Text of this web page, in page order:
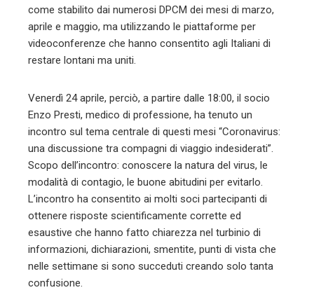
come stabilito dai numerosi DPCM dei mesi di marzo,
aprile e maggio, ma utilizzando le piattaforme per
videoconferenze che hanno consentito agli Italiani di
restare lontani ma uniti.
Venerdì 24 aprile, perciò, a partire dalle 18:00, il socio
Enzo Presti, medico di professione, ha tenuto un
incontro sul tema centrale di questi mesi “Coronavirus:
una discussione tra compagni di viaggio indesiderati”.
Scopo dell’incontro: conoscere la natura del virus, le
modalità di contagio, le buone abitudini per evitarlo.
L’incontro ha consentito ai molti soci partecipanti di
ottenere risposte scientificamente corrette ed
esaustive che hanno fatto chiarezza nel turbinio di
informazioni, dichiarazioni, smentite, punti di vista che
nelle settimane si sono succeduti creando solo tanta
confusione.